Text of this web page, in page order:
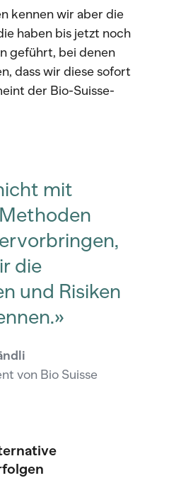
kennen wir aber die
haben bis jetzt noch
geführt, bei denen
dass wir diese sofort
der Bio-Suisse-
mit
die
und Risiken
von Bio Suisse